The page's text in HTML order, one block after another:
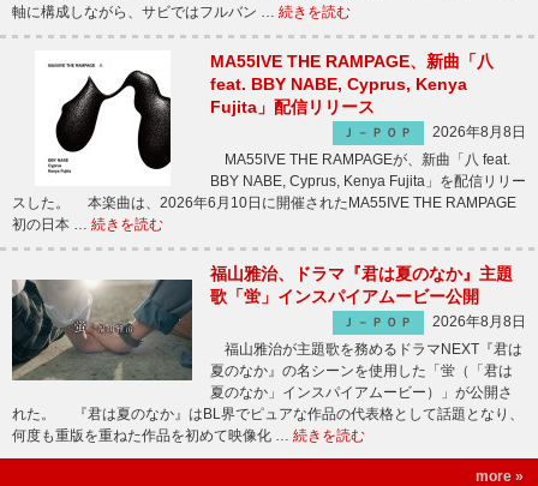
軸に構成しながら、サビではフルバン … 続きを読む
MA55IVE THE RAMPAGE、新曲「八
feat. BBY NABE, Cyprus, Kenya
Fujita」配信リリース
Ｊ－ＰＯＰ
2026年8月8日
MA55IVE THE RAMPAGEが、新曲「八 feat.
BBY NABE, Cyprus, Kenya Fujita」を配信リリー
スした。 本楽曲は、2026年6月10日に開催されたMA55IVE THE RAMPAGE
初の日本 … 続きを読む
福山雅治、ドラマ『君は夏のなか』主題
歌「蛍」インスパイアムービー公開
Ｊ－ＰＯＰ
2026年8月8日
福山雅治が主題歌を務めるドラマNEXT『君は
夏のなか』の名シーンを使用した「蛍（「君は
夏のなか」インスパイアムービー）」が公開さ
れた。 『君は夏のなか』はBL界でピュアな作品の代表格として話題となり、
何度も重版を重ねた作品を初めて映像化 … 続きを読む
more »